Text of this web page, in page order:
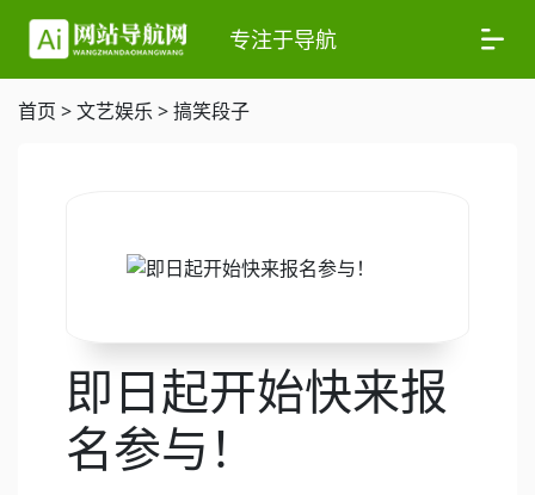
专注于导航
首页 >文艺娱乐 >搞笑段子
即日起开始快来报
名参与！